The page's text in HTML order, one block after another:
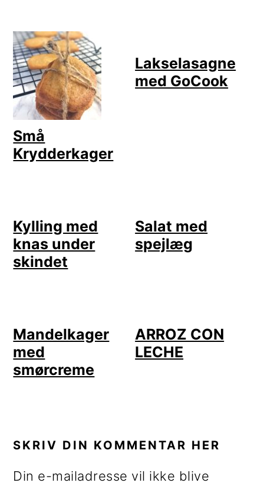
Små
Krydderkager
Lakselasagne
med GoCook
Kylling med
knas under
skindet
Salat med
spejlæg
Mandelkager
med
smørcreme
ARROZ CON
LECHE
SKRIV DIN KOMMENTAR HER
Din e-mailadresse vil ikke blive